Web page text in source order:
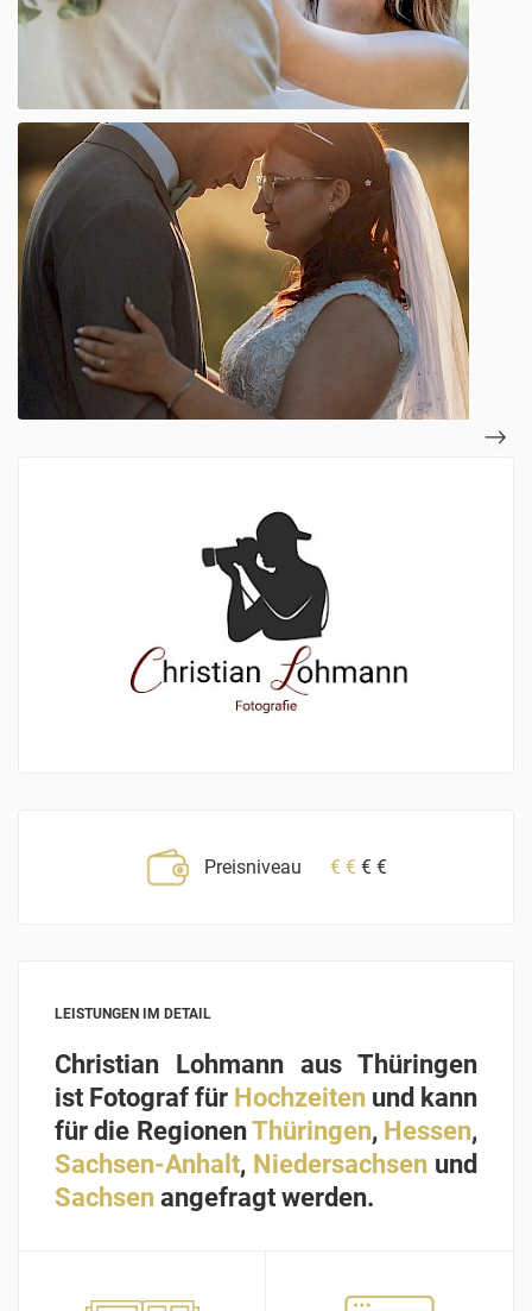
Preisniveau € € € €
LEISTUNGEN IM DETAIL
Christian Lohmann aus Thüringen
ist Fotograf für Hochzeiten und kann
für die RegionenThüringen, Hessen,
Sachsen-Anhalt, Niedersachsen und
Sachsen angefragt werden.